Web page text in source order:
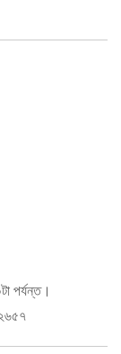
পর্যন্ত।